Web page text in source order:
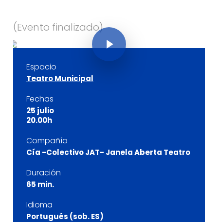
Play Video
Espacio
Teatro Municipal
Fechas
25 julio
20.00h
Compañía
Cía -Colectivo JAT- Janela Aberta Teatro
Duración
65 min.
Idioma
Portugués (sob. ES)